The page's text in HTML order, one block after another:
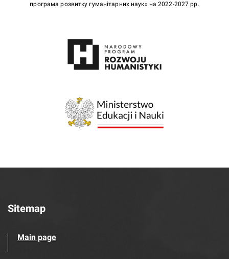
програма розвитку гуманітарних наук» на 2022-2027 рр.
Sitemap
Main page